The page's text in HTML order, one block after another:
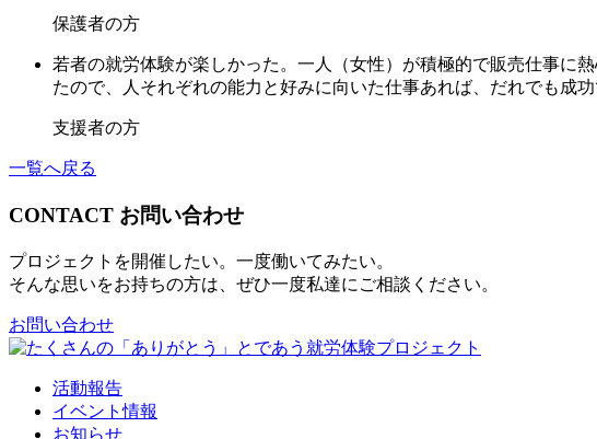
保護者の方
若者の就労体験が楽しかった。一人（女性）が積極的で販売仕事に
たので、人それぞれの能力と好みに向いた仕事あれば、だれでも成
支援者の方
一覧へ戻る
CONTACT お問い合わせ
プロジェクトを開催したい。一度働いてみたい。
そんな思いをお持ちの方は、ぜひ一度私達にご相談ください。
お問い合わせ
活動報告
イベント情報
お知らせ